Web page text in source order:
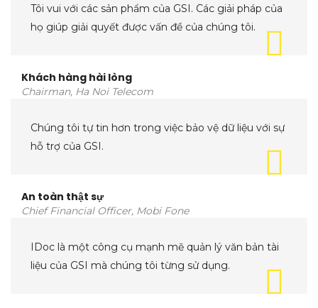
Tôi vui với các sản phẩm của GSI. Các giải pháp của
họ giúp giải quyết được vấn đề của chúng tôi.
Khách hàng hài lòng
Chairman, Ha Noi Telecom
Chúng tôi tự tin hơn trong việc bảo vệ dữ liệu với sự
hỗ trợ của GSI.
An toàn thật sự
Chief Financial Officer, Mobi Fone
IDoc là một công cụ mạnh mẽ quản lý văn bản tài
liệu của GSI mà chúng tôi từng sử dụng.